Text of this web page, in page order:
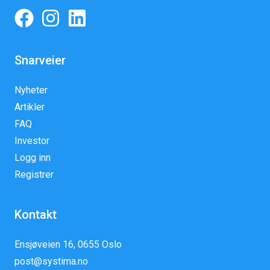
Snarveier
Nyheter
Artikler
FAQ
Investor
Logg inn
Registrer
Kontakt
Ensjøveien 16, 0655 Oslo
post@systima.no